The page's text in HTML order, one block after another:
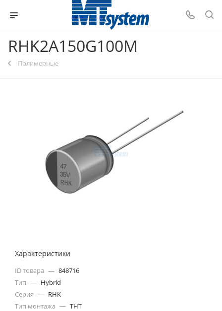
RHK2A150G100M
Полимерные
Характеристики
ID товара — 848716
Тип — Hybrid
Серия — RHK
Тип монтажа — THT